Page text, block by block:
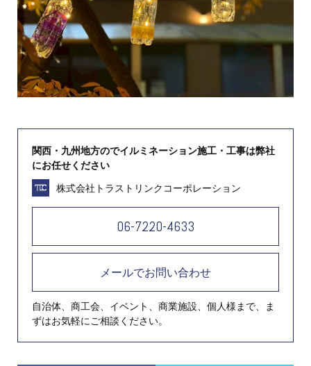
関西・九州地方のでイルミネーション施工・工事は弊社
にお任せください
株式会社トラストリンクコーポレーション
06-7220-4633
メールでお問い合わせ
自治体、商工会、イベント、商業施設、個人様まで、ま
ずはお気軽にご相談ください。